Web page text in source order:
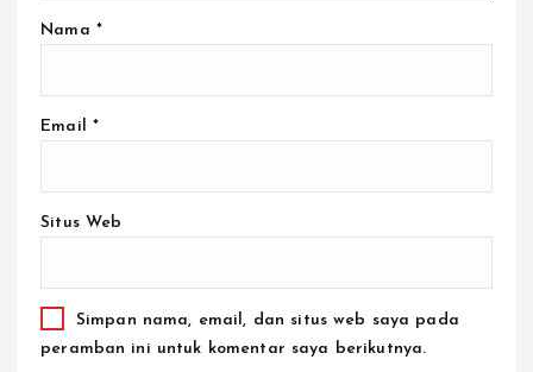
Nama*
Email*
Situs Web
Simpan nama, email, dan situs web saya pada
peramban ini untuk komentar saya berikutnya.